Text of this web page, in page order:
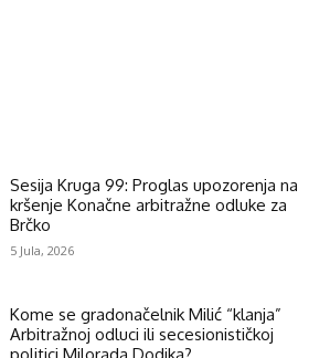
Sesija Kruga 99: Proglas upozorenja na
kršenje Konačne arbitražne odluke za
Brčko
5 Jula, 2026
Kome se gradonačelnik Milić “klanja”
Arbitražnoj odluci ili secesionističkoj